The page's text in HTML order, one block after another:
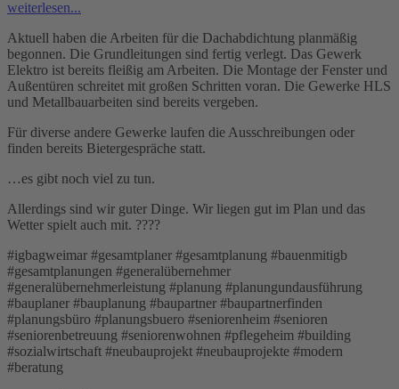
weiterlesen...
Aktuell haben die Arbeiten für die Dachabdichtung planmäßig
begonnen. Die Grundleitungen sind fertig verlegt. Das Gewerk
Elektro ist bereits fleißig am Arbeiten. Die Montage der Fenster und
Außentüren schreitet mit großen Schritten voran. Die Gewerke HLS
und Metallbauarbeiten sind bereits vergeben.
Für diverse andere Gewerke laufen die Ausschreibungen oder
finden bereits Bietergespräche statt.
…es gibt noch viel zu tun.
Allerdings sind wir guter Dinge. Wir liegen gut im Plan und das
Wetter spielt auch mit. ????
#igbagweimar #gesamtplaner #gesamtplanung #bauenmitigb
#gesamtplanungen #generalübernehmer
#generalübernehmerleistung #planung #planungundausführung
#bauplaner #bauplanung #baupartner #baupartnerfinden
#planungsbüro #planungsbuero #seniorenheim #senioren
#seniorenbetreuung #seniorenwohnen #pflegeheim #building
#sozialwirtschaft #neubauprojekt #neubauprojekte #modern
#beratung